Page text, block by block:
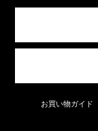
お買い物ガイド